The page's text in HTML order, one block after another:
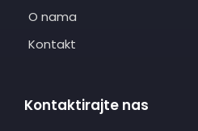
O nama
Kontakt
Kontaktirajte nas